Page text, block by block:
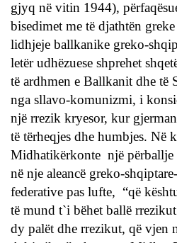
gjyq në vitin 1944),
bisedimet me të djathtën
lidhjeje ballkanike greko-
letër udhëzuese shprehet
të ardhmen e Ballkanit dhe të
nga sllavo-komunizmi, i
një rrezik kryesor, kur
të tërheqjes dhe humbjes. Në
Midhatikërkonte një përballje
në nje aleancë greko-
federative pas lufte, “që
të mund t`i bëhet ballë
dy palët dhe rrezikut, që vjen